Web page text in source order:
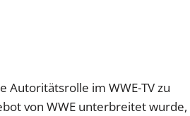
Autoritätsrolle im WWE-TV zu
von WWE unterbreitet wurde,